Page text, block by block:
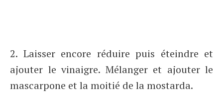
2. Laisser encore réduire puis éteindre et
ajouter le vinaigre. Mélanger et ajouter le
mascarpone et la moitié de la mostarda.